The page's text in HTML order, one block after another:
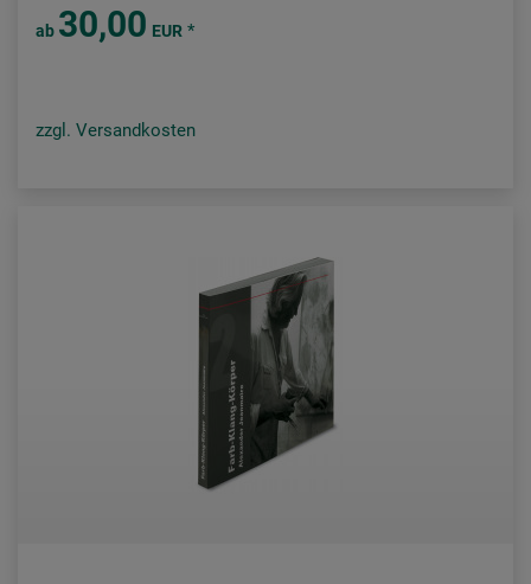
ab 30,00 EUR *
zzgl. Versandkosten